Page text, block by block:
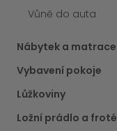
Vůně do auta
Nábytek a matrace
Vybavení pokoje
Lůžkoviny
Ložní prádlo a froté